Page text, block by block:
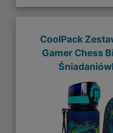
CoolPack
Gamer Chess